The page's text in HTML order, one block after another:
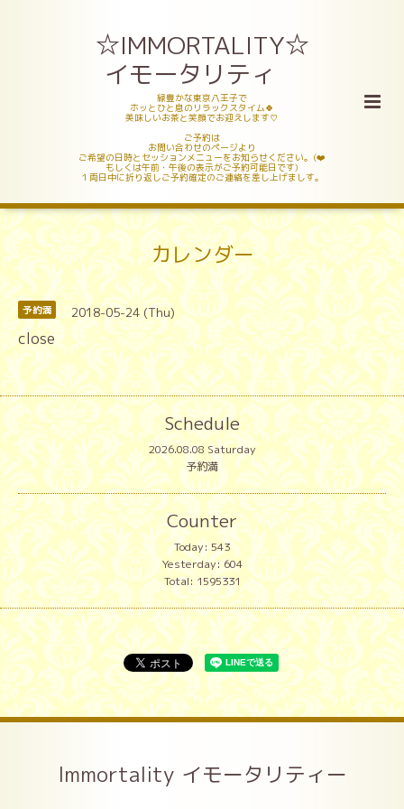
☆IMMORTALITY☆
イモータリティ
緑豊かな東京八王子で
ホッとひと息のリラックスタイム🍀
美味しいお茶と笑顔でお迎えします♡
ご予約は
お問い合わせのページより
ご希望の日時とセッションメニューをお知らせください。(❤️
もしくは午前・午後の表示がご予約可能日です)
１両日中に折り返しご予約確定のご連絡を差し上げましす。
カレンダー
予約満 2018-05-24 (Thu)
close
Schedule
2026.08.08 Saturday
予約満
Counter
Today:543
Yesterday:604
Total:1595331
Immortality イモータリティー